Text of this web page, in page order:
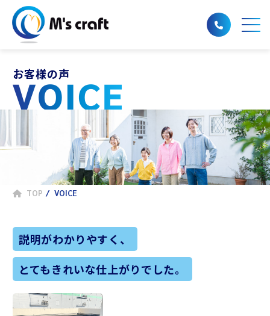
フト
お客様の声
TOP VOICE
説明がわかりやすく、
とてもきれいな仕上がりでした。